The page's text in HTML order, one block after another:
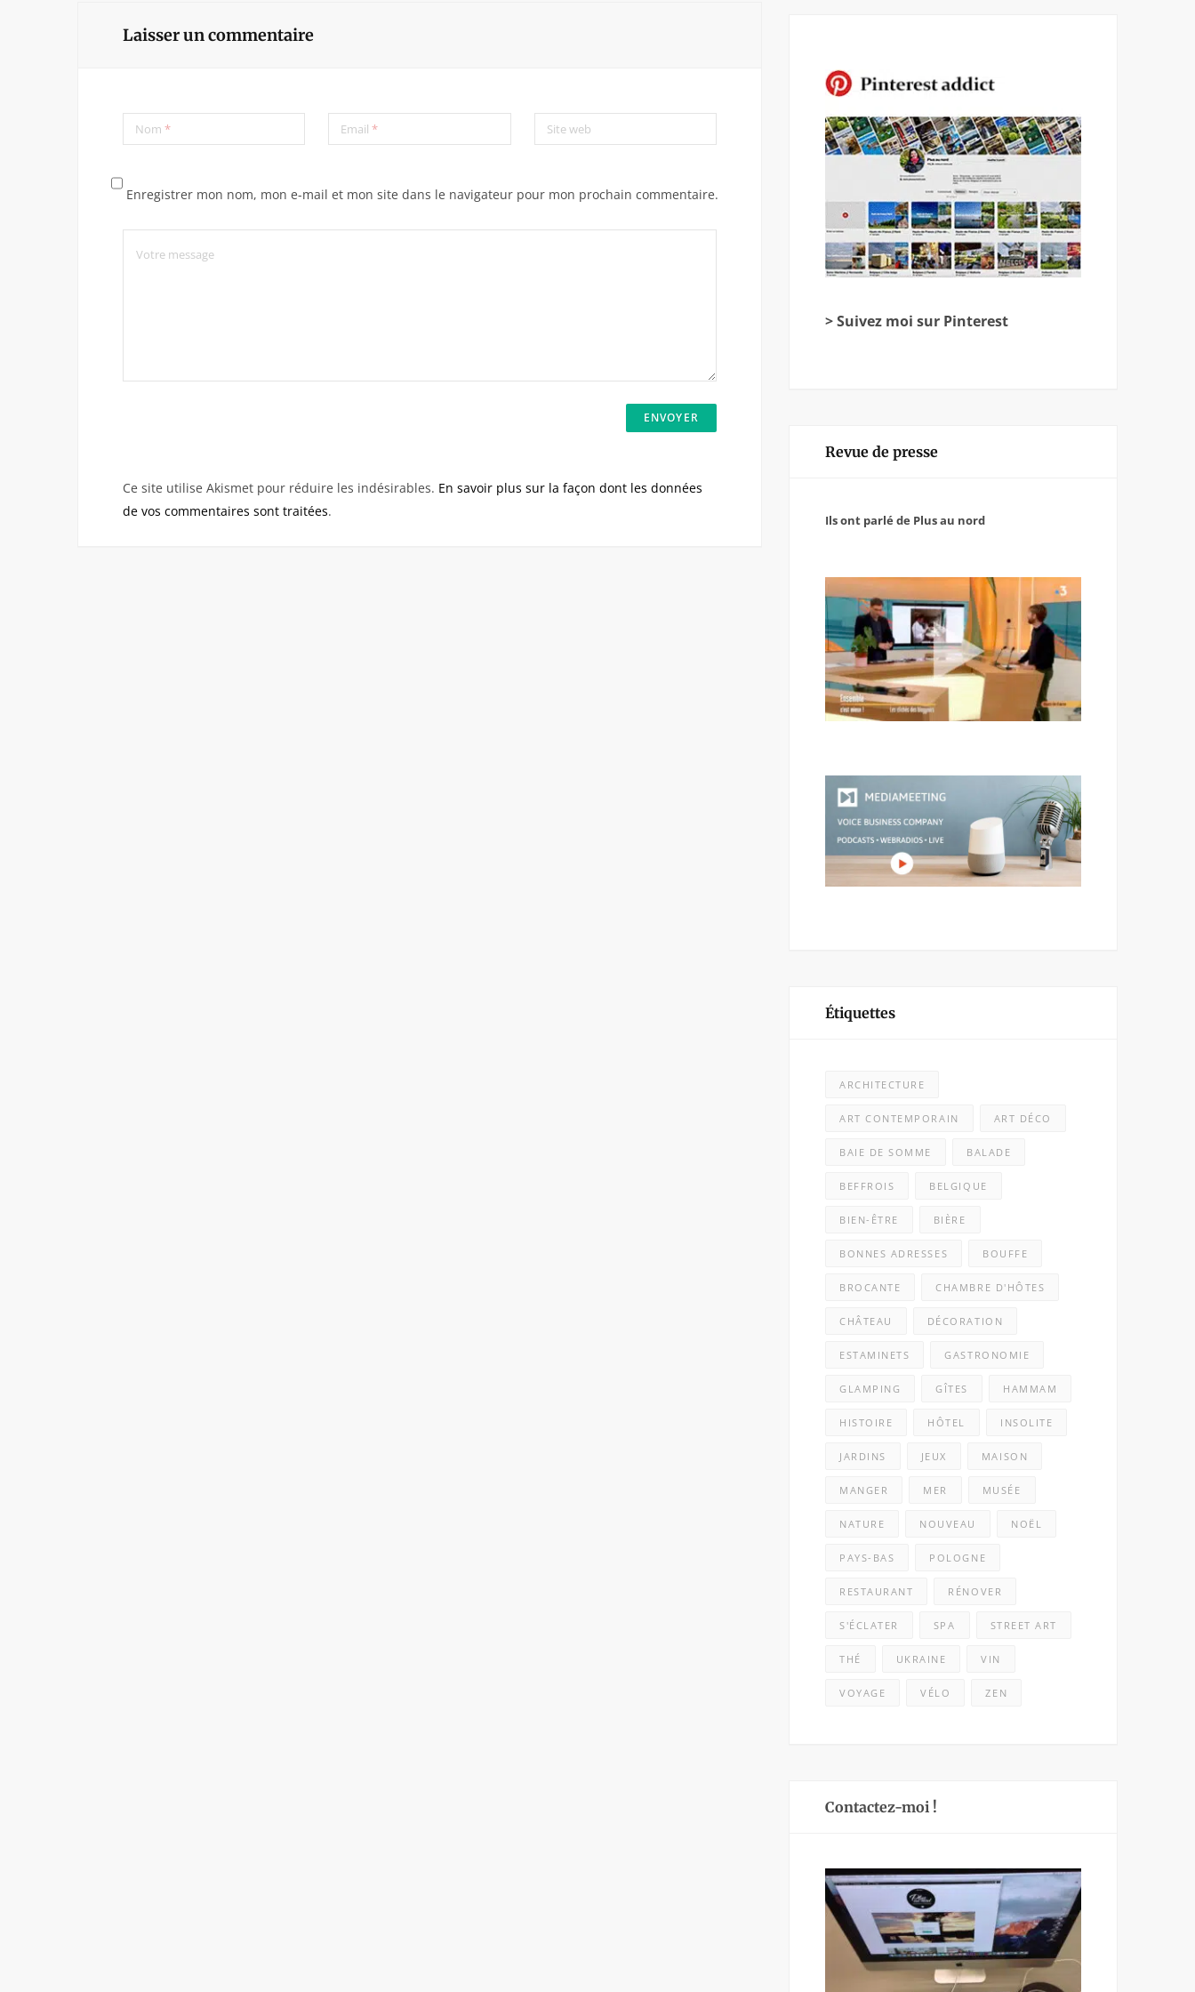
Laisser un commentaire
Nom * Email* Site web
Enregistrer mon nom, mon e-mail et mon site dans le navigateur pour mon prochain commentaire.
Ce site utilise Akismet pour réduire les indésirables. En savoir plus sur la façon dont les données
de vos commentaires sont traitées.
> Suivez moi sur Pinterest
Revue de presse
Ils ont parlé de Plus au nord
Étiquettes
ARCHITECTURE
ART CONTEMPORAIN ART DÉCO
BAIE DE SOMME BALADE
BEFFROIS BELGIQUE
BIEN-ÊTRE BIÈRE
BONNES ADRESSES BOUFFE
BROCANTE CHAMBRE D'HÔTES
CHÂTEAU DÉCORATION
ESTAMINETS GASTRONOMIE
GLAMPING GÎTES HAMMAM
HISTOIRE HÔTEL INSOLITE
JARDINS JEUX MAISON
MANGER MER MUSÉE
NATURE NOUVEAU NOËL
PAYS-BAS POLOGNE
RESTAURANT RÉNOVER
S'ÉCLATER SPA STREET ART
THÉ UKRAINE VIN
VOYAGE VÉLO ZEN
Contactez-moi !